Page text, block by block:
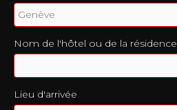
Nom de l'hôtel ou de la résidence
Lieu d'arrivée